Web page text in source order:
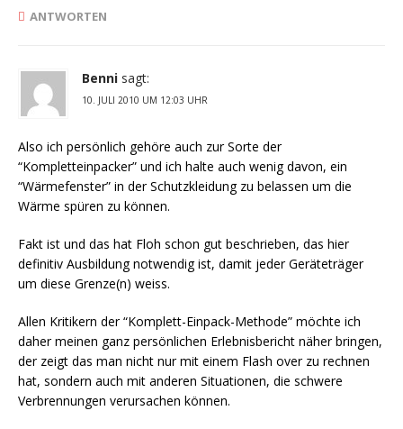
ANTWORTEN
Benni sagt:
10. JULI 2010 UM 12:03 UHR
Also ich persönlich gehöre auch zur Sorte der
“Kompletteinpacker” und ich halte auch wenig davon, ein
“Wärmefenster” in der Schutzkleidung zu belassen um die
Wärme spüren zu können.
Fakt ist und das hat Floh schon gut beschrieben, das hier
definitiv Ausbildung notwendig ist, damit jeder Geräteträger
um diese Grenze(n) weiss.
Allen Kritikern der “Komplett-Einpack-Methode” möchte ich
daher meinen ganz persönlichen Erlebnisbericht näher bringen,
der zeigt das man nicht nur mit einem Flash over zu rechnen
hat, sondern auch mit anderen Situationen, die schwere
Verbrennungen verursachen können.